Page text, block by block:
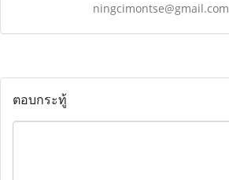
ningcimontse@gmail.com
ตอบกระทู้